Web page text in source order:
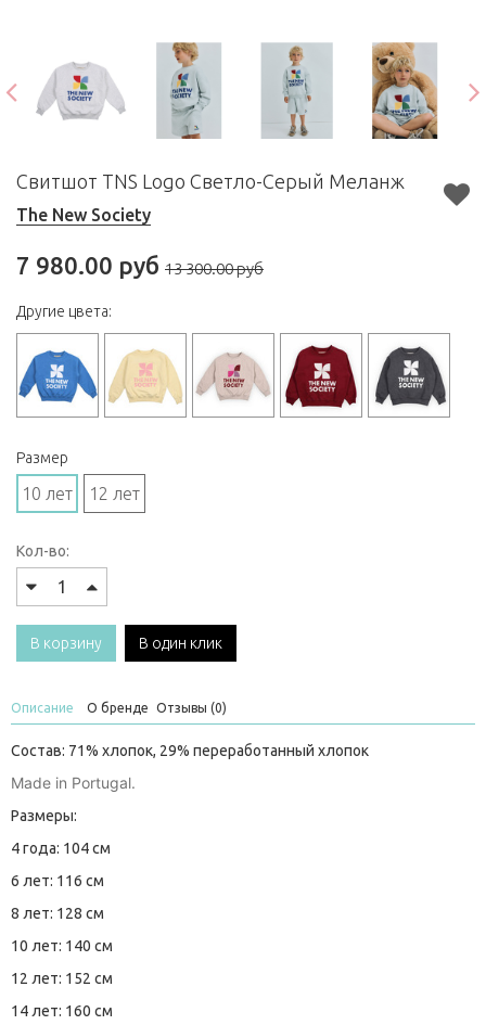
Свитшот TNS Logo Светло-Серый Меланж
The New Society
7 980.00 руб 13 300.00 руб
Другие цвета:
Размер
10 лет 12 лет
Кол-во:
В корзину В один клик
Описание О бренде Отзывы (0)
Состав: 71% хлопок, 29% переработанный хлопок
Made in Portugal.
Размеры:
4 года: 104 см
6 лет: 116 см
8 лет: 128 см
10 лет: 140 см
12 лет: 152 см
14 лет: 160 см